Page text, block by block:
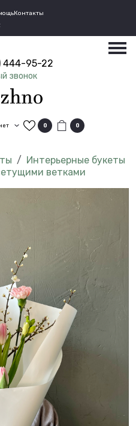
Контакты
444-95-22
звонок
0 0
Интерьерные букеты
ветками